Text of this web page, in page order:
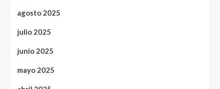
agosto 2025
julio 2025
junio 2025
mayo 2025